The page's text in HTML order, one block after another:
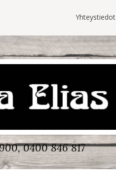
Yhteystiedot
0400 846 817